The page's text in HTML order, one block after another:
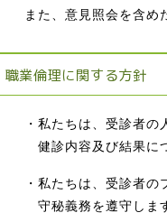
また、意見照会を含め
職業倫理に関する方針
・私たちは、受診者
健診内容及び結果に
・私たちは、受診者
守秘義務を遵守しま